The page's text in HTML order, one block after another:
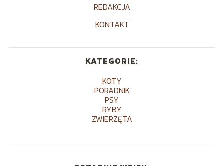
REDAKCJA
KONTAKT
KATEGORIE:
KOTY
PORADNIK
PSY
RYBY
ZWIERZĘTA